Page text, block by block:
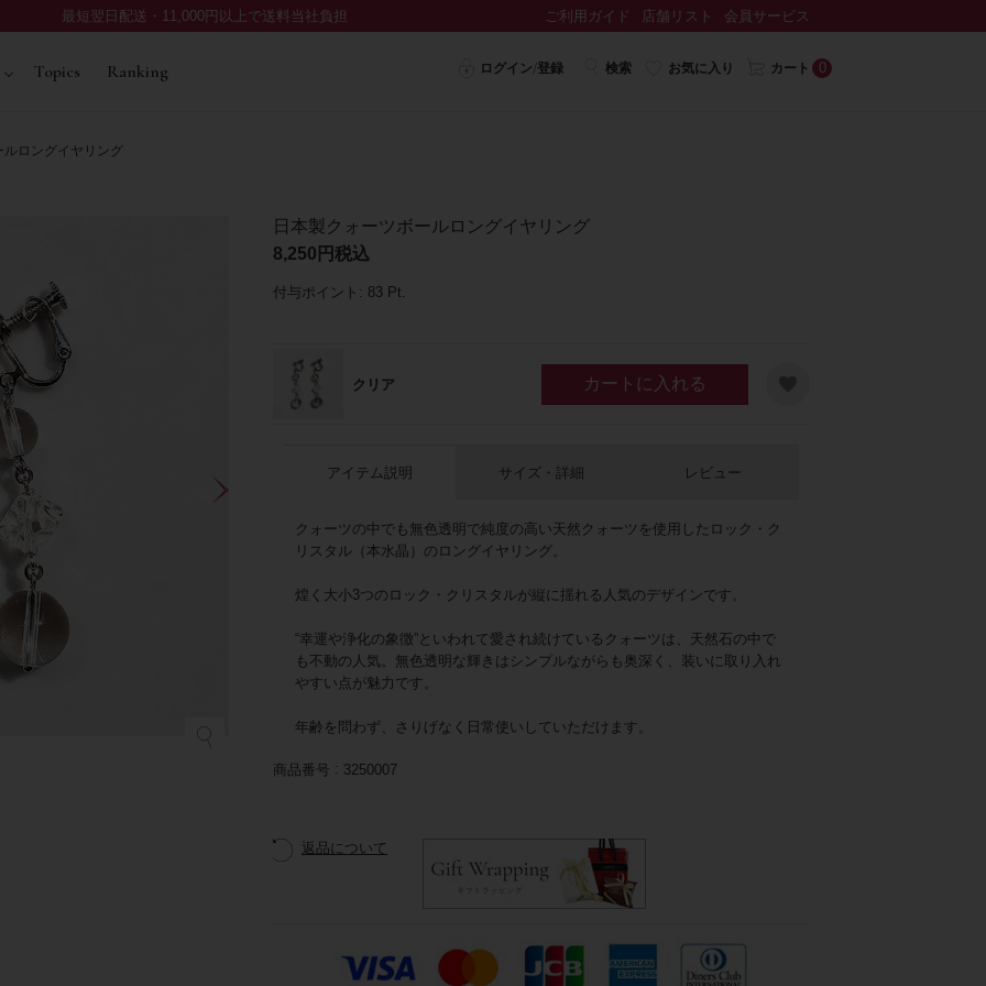
最短翌日配送・11,000円以上で送料当社負担 ご利用ガイド 店舗リスト 会員サービス
Topics Ranking ログイン/登録 検索 お気に入り カート 0
ロングイヤリング
日本製クォーツボールロングイヤリング
8,250
税込
付与ポイント: 83 Pt.
クリア カートに入れる
アイテム説明
クォーツの中でも無色透明で純度の高い天然クォーツを使用したロック・ク
リスタル（本水晶）のロングイヤリング。
煌く大小3つのロック・クリスタルが縦に揺れる人気のデザインです。
“幸運や浄化の象徴”といわれて愛され続けているクォーツは、天然石の中で
も不動の人気。無色透明な輝きはシンプルながらも奥深く、装いに取り入れ
やすい点が魅力です。
年齢を問わず、さりげなく日常使いしていただけます。
サイズ・詳細 レビュー
商品番号 3250007
返品について